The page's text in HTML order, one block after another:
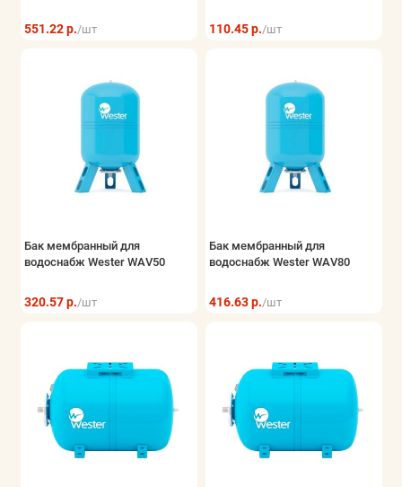
551.22 р./шт 110.45 р./шт
Бак мембранный для
водоснабж Wester WAV50
320.57 р./шт
Бак мембранный для
водоснабж Wester WAV80
416.63 р./шт